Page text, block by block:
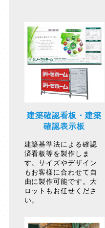
建築確認看板・建築
確認表示板
建築基準法による確認
済看板等を製作しま
す。サイズやデザイン
もお客様に合わせて自
由に製作可能です。大
ロットもお任せくださ
い。